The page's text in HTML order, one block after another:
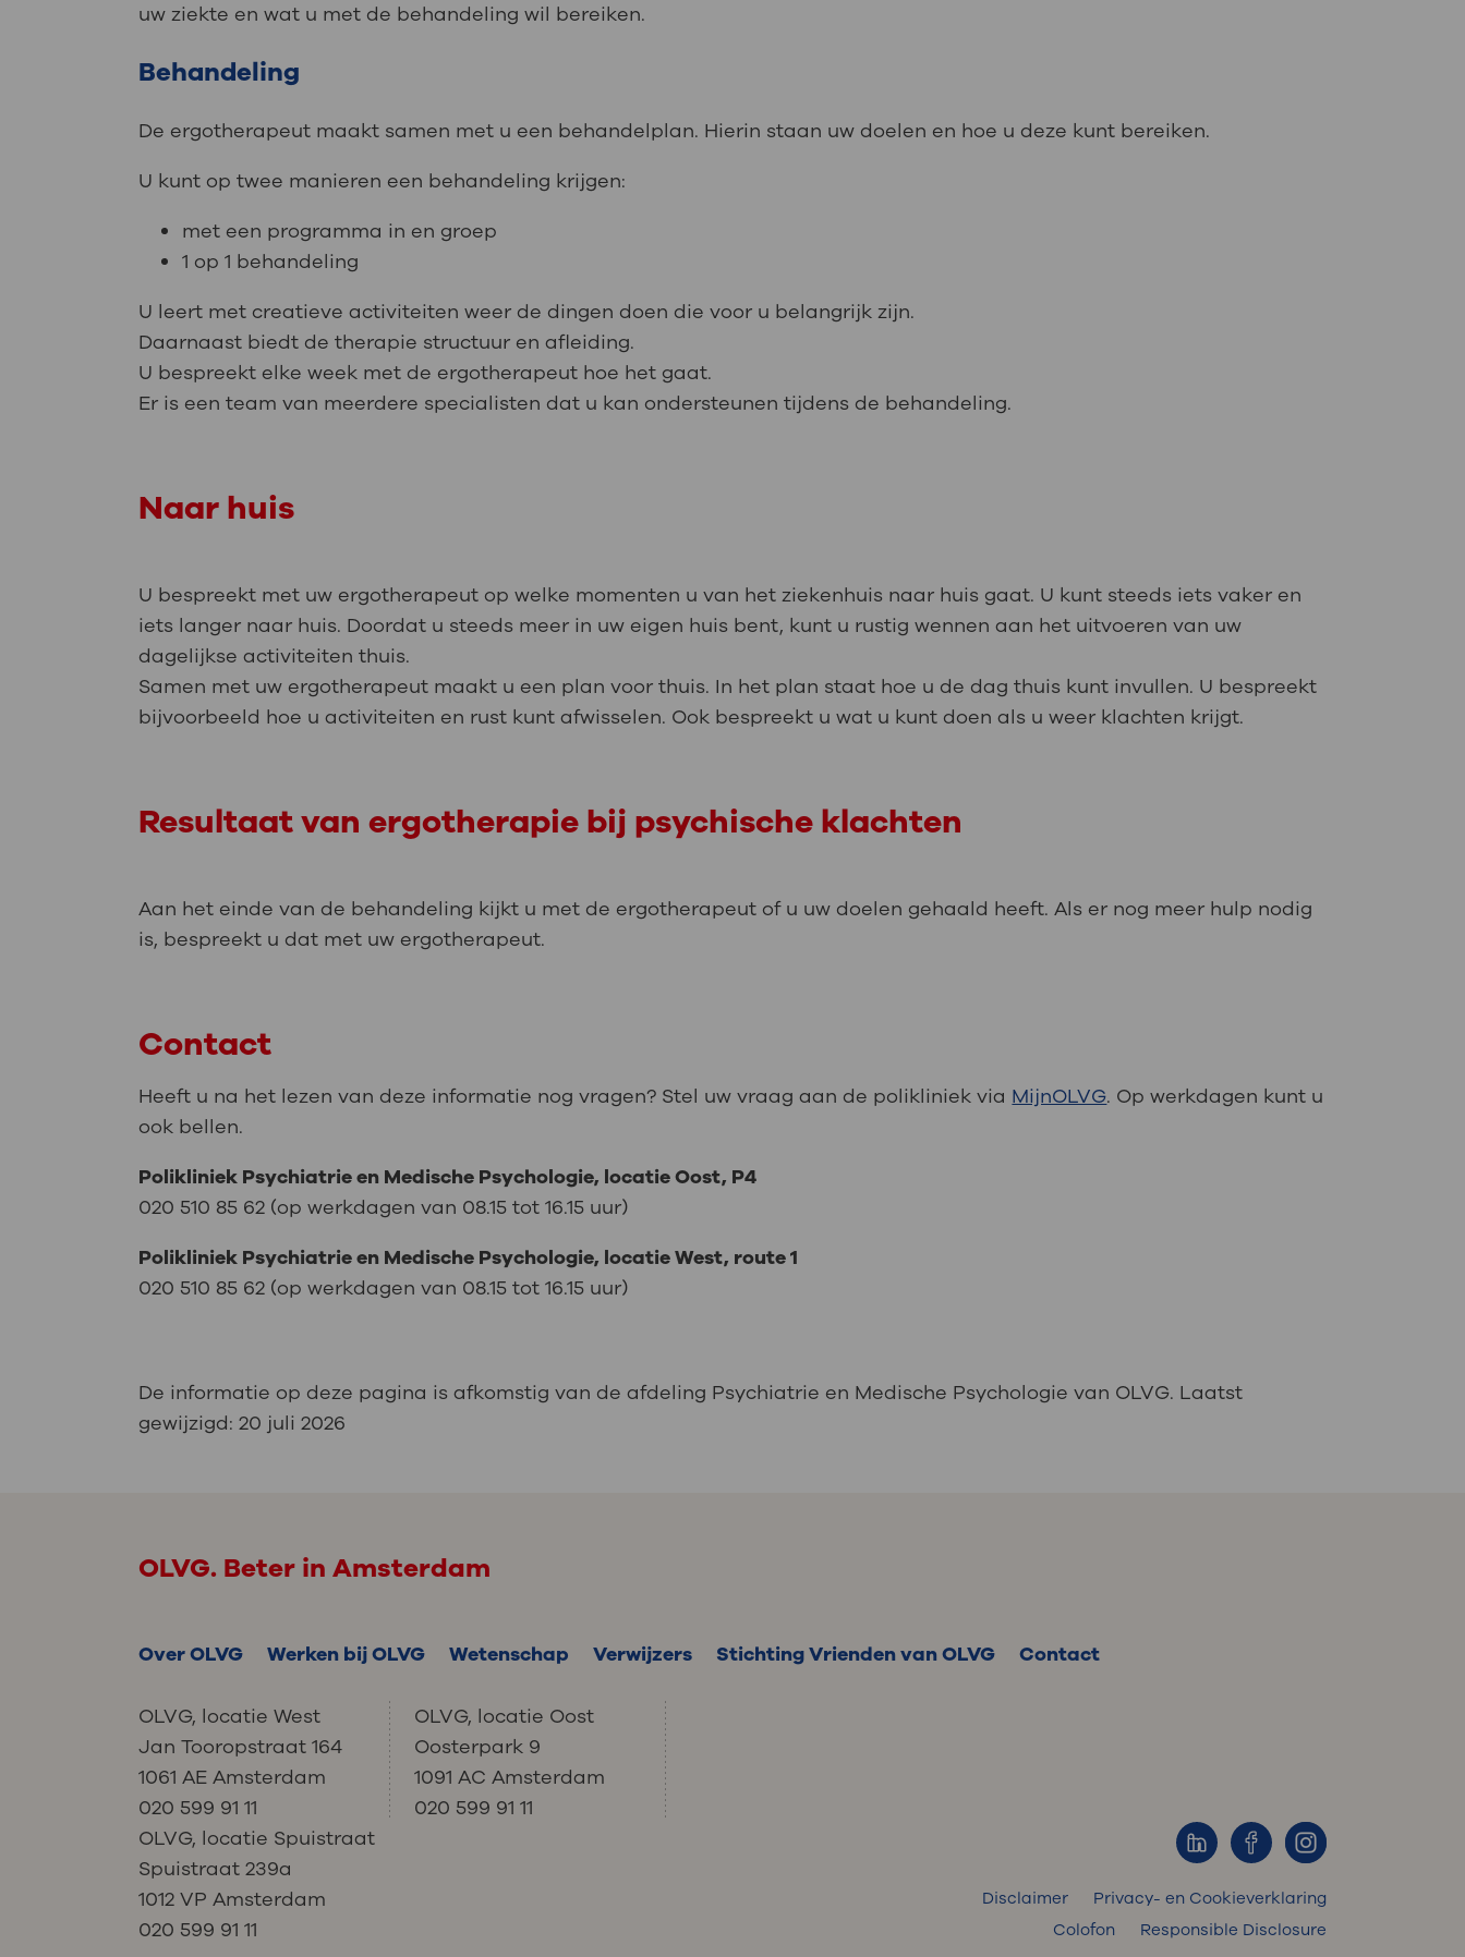
uw ziekte en wat u met de behandeling wil bereiken.
Behandeling
De ergotherapeut maakt samen met u een behandelplan. Hierin staan uw doelen en hoe u deze kunt bereiken.
U kunt op twee manieren een behandeling krijgen:
met een programma in en groep
1 op 1 behandeling
U leert met creatieve activiteiten weer de dingen doen die voor u belangrijk zijn.
Daarnaast biedt de therapie structuur en afleiding.
U bespreekt elke week met de ergotherapeut hoe het gaat.
Er is een team van meerdere specialisten dat u kan ondersteunen tijdens de behandeling.
Naar huis
U bespreekt met uw ergotherapeut op welke momenten u van het ziekenhuis naar huis gaat. U kunt steeds iets vaker en
iets langer naar huis. Doordat u steeds meer in uw eigen huis bent, kunt u rustig wennen aan het uitvoeren van uw
dagelijkse activiteiten thuis.
Samen met uw ergotherapeut maakt u een plan voor thuis. In het plan staat hoe u de dag thuis kunt invullen. U bespreekt
bijvoorbeeld hoe u activiteiten en rust kunt afwisselen. Ook bespreekt u wat u kunt doen als u weer klachten krijgt.
Resultaat van ergotherapie bij psychische klachten
Aan het einde van de behandeling kijkt u met de ergotherapeut of u uw doelen gehaald heeft. Als er nog meer hulp nodig
is, bespreekt u dat met uw ergotherapeut.
Contact
Heeft u na het lezen van deze informatie nog vragen? Stel uw vraag aan de polikliniek via MijnOLVG. Op werkdagen kunt u
ook bellen.
Polikliniek Psychiatrie en Medische Psychologie, locatie Oost, P4
020 510 85 62 (op werkdagen van 08.15 tot 16.15 uur)
Polikliniek Psychiatrie en Medische Psychologie, locatie West, route 1
020 510 85 62 (op werkdagen van 08.15 tot 16.15 uur)
De informatie op deze pagina is afkomstig van de afdeling Psychiatrie en Medische Psychologie van OLVG. Laatst
gewijzigd:20 juli 2026
OLVG. Beter in Amsterdam
Over OLVG Werken bij OLVG Wetenschap Verwijzers Stichting Vrienden van OLVG Contact
OLVG, locatie West
Jan Tooropstraat 164
1061 AE Amsterdam
020 599 91 11
OLVG, locatie Oost
Oosterpark 9
1091 AC Amsterdam
020 599 91 11
OLVG, locatie Spuistraat
Spuistraat 239a
1012 VP Amsterdam
020 599 91 11
Disclaimer
Privacy- en Cookieverklaring
Colofon
Responsible Disclosure